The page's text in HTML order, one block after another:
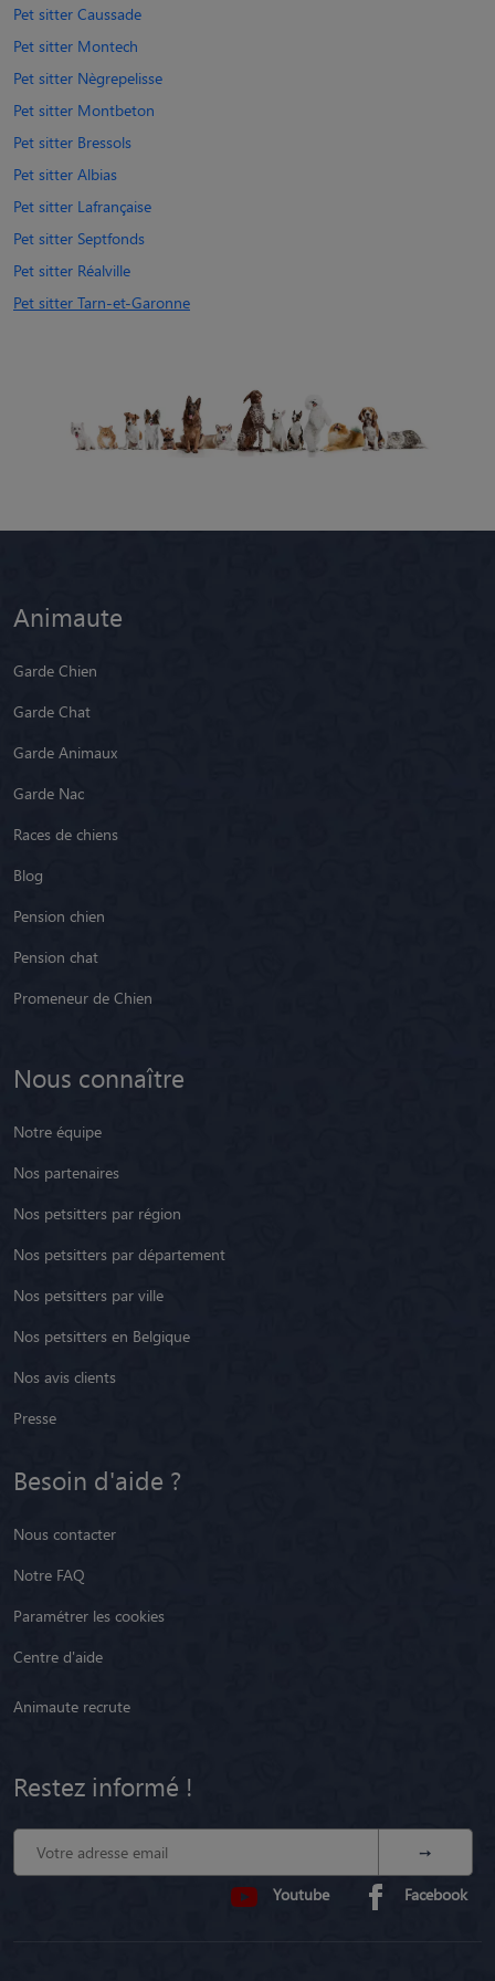
Pet sitter Caussade
Pet sitter Montech
Pet sitter Nègrepelisse
Pet sitter Montbeton
Pet sitter Bressols
Pet sitter Albias
Pet sitter Lafrançaise
Pet sitter Septfonds
Pet sitter Réalville
Pet sitter Tarn-et-Garonne
Animaute
Garde Chien
Garde Chat
Garde Animaux
Garde Nac
Races de chiens
Blog
Pension chien
Pension chat
Promeneur de Chien
Nous connaître
Notre équipe
Nos partenaires
Nos petsitters par région
Nos petsitters par département
Nos petsitters par ville
Nos petsitters en Belgique
Nos avis clients
Presse
Besoin d'aide ?
Nous contacter
Notre FAQ
Paramétrer les cookies
Centre d'aide
Animaute recrute
Restez informé !
Youtube Facebook